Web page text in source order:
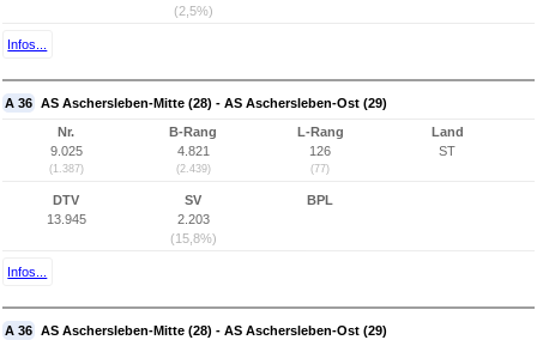
(2,5%)
Infos...
A 36 AS Aschersleben-Mitte (28) - AS Aschersleben-Ost (29)
Nr.
9.025
(1.387)
B-Rang
4.821
(2.439)
L-Rang
126
(77)
Land
ST
DTV
13.945
SV
2.203
(15,8%)
BPL
Infos...
A 36 AS Aschersleben-Mitte (28) - AS Aschersleben-Ost (29)